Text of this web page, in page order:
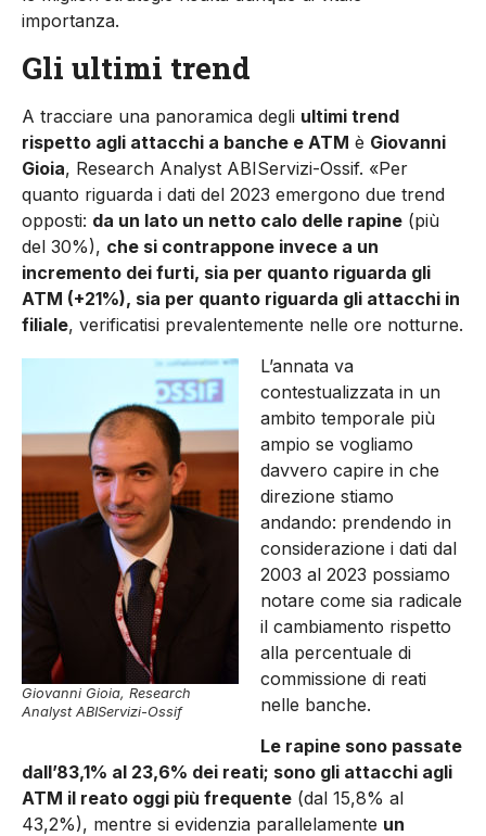
importanza.
Gli ultimi trend
A tracciare una panoramica degli ultimi trend
rispetto agli attacchi a banche e ATM è Giovanni
Gioia, Research Analyst ABIServizi-Ossif. «Per
quanto riguarda i dati del 2023 emergono due trend
opposti: da un lato un netto calo delle rapine (più
del 30%), che si contrappone invece a un
incremento dei furti, sia per quanto riguarda gli
ATM (+21%), sia per quanto riguarda gli attacchi in
filiale, verificatisi prevalentemente nelle ore notturne.
Giovanni Gioia, Research
Analyst ABIServizi-Ossif
L’annata va
contestualizzata in un
ambito temporale più
ampio se vogliamo
davvero capire in che
direzione stiamo
andando: prendendo in
considerazione i dati dal
2003 al 2023 possiamo
notare come sia radicale
il cambiamento rispetto
alla percentuale di
commissione di reati
nelle banche.
Le rapine sono passate
dall’83,1% al 23,6% dei reati; sono gli attacchi agli
ATM il reato oggi più frequente (dal 15,8% al
43,2%), mentre si evidenzia parallelamente un